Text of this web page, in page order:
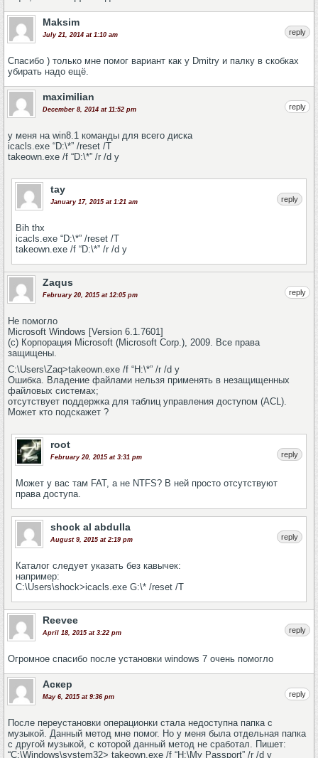
Maksim
July 21, 2014 at 1:10 am
Спасибо ) только мне помог вариант как у Dmitry и палку в скобках
убирать надо ещё.
reply
maximilian
December 8, 2014 at 11:52 pm
у меня на win8.1 команды для всего диска
icacls.exe “D:\*” /reset /T
takeown.exe /f “D:\*” /r /d y
reply
tay
January 17, 2015 at 1:21 am
Bih thx
icacls.exe “D:\*” /reset /T
takeown.exe /f “D:\*” /r /d y
reply
Zaqus
February 20, 2015 at 12:05 pm
Не помогло
Microsoft Windows [Version 6.1.7601]
(c) Корпорация Microsoft (Microsoft Corp.), 2009. Все права
защищены.
C:\Users\Zaq>takeown.exe /f “H:\*” /r /d y
Ошибка. Владение файлами нельзя применять в незащищенных
файловых системах;
отсутствует поддержка для таблиц управления доступом (ACL).
Может кто подскажет ?
reply
root
February 20, 2015 at 3:31 pm
Может у вас там FAT, а не NTFS? В ней просто отсутствуют
права доступа.
reply
shock al abdulla
August 9, 2015 at 2:19 pm
Каталог следует указать без кавычек:
например:
C:\Users\shock>icacls.exe G:\* /reset /T
reply
Reevee
April 18, 2015 at 3:22 pm
Огромное спасибо после установки windows 7 очень помогло
reply
Аскер
May 6, 2015 at 9:36 pm
После переустановки операционки стала недоступна папка с
музыкой. Данный метод мне помог. Но у меня была отдельная папка
с другой музыкой, с которой данный метод не сработал. Пишет:
“C:\Windows\system32> takeown.exe /f “H:\My Passport” /r /d y
reply